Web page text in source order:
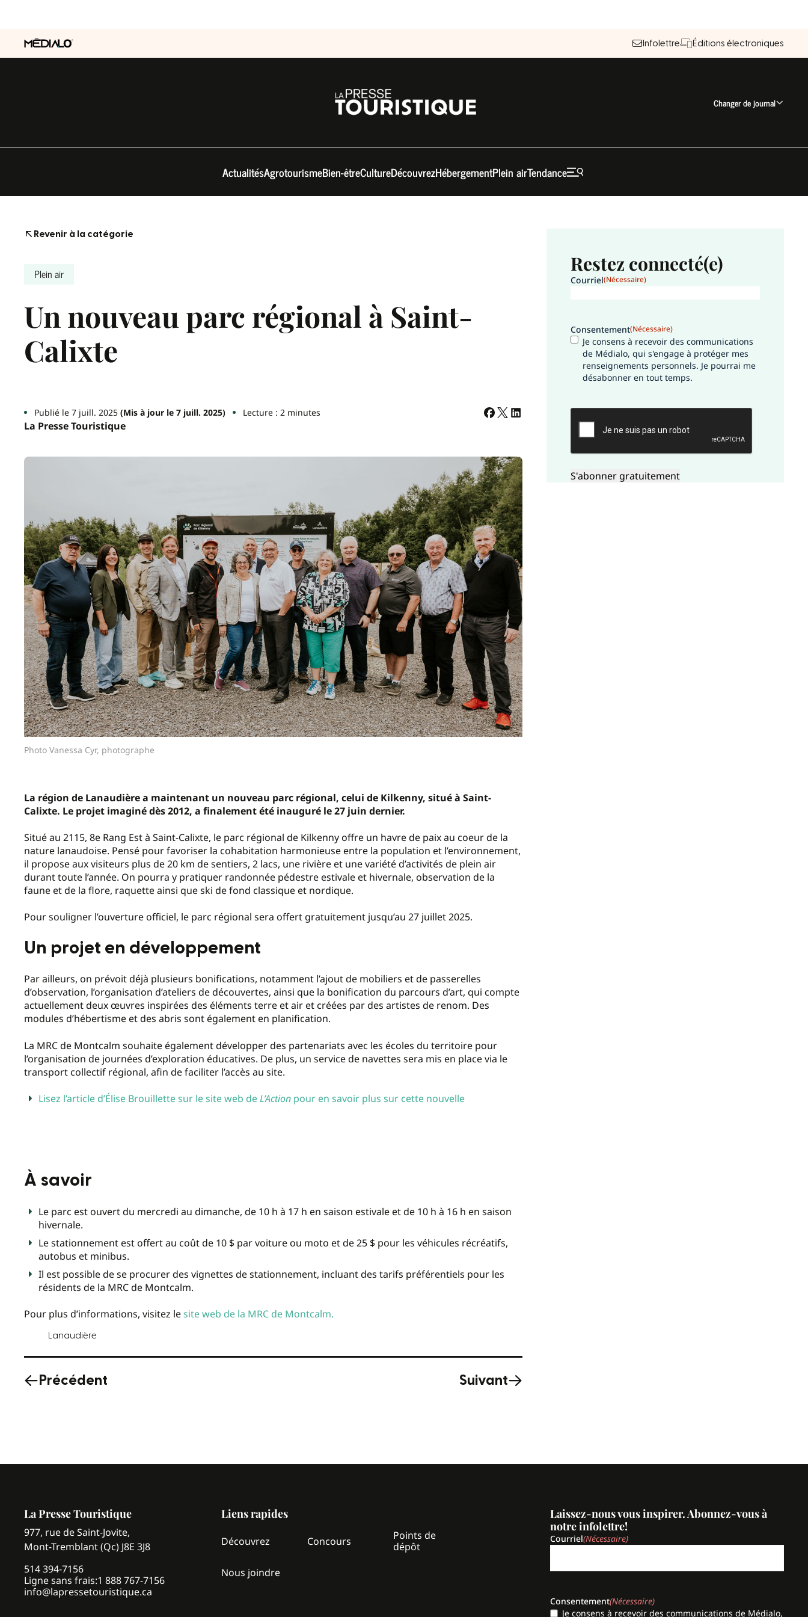
Infolettre Éditions électroniques
Changer de journal
ActualitésAgrotourismeBien-êtreCultureDécouvrezHébergementPlein airTendance
Revenir à la catégorie
Plein air
Un nouveau parc régional à Saint-
Calixte
Publié le 7 juill. 2025(Mis à jour le 7 juill. 2025) Lecture : 2 minutes
La Presse Touristique
Photo Vanessa Cyr, photographe
La région de Lanaudière a maintenant un nouveau parc régional, celui de Kilkenny, situé à Saint-
Calixte. Le projet imaginé dès 2012, a finalement été inauguré le 27 juin dernier.
Situé au 2115, 8e Rang Est à Saint-Calixte, le parc régional de Kilkenny offre un havre de paix au coeur de la
nature lanaudoise. Pensé pour favoriser la cohabitation harmonieuse entre la population et l’environnement,
il propose aux visiteurs plus de 20 km de sentiers, 2 lacs, une rivière et une variété d’activités de plein air
durant toute l’année. On pourra y pratiquer randonnée pédestre estivale et hivernale, observation de la
faune et de la flore, raquette ainsi que ski de fond classique et nordique.
Pour souligner l’ouverture officiel, le parc régional sera offert gratuitement jusqu’au 27 juillet 2025.
Un projet en développement
Par ailleurs, on prévoit déjà plusieurs bonifications, notamment l’ajout de mobiliers et de passerelles
d’observation, l’organisation d’ateliers de découvertes, ainsi que la bonification du parcours d’art, qui compte
actuellement deux œuvres inspirées des éléments terre et air et créées par des artistes de renom. Des
modules d’hébertisme et des abris sont également en planification.
La MRC de Montcalm souhaite également développer des partenariats avec les écoles du territoire pour
l’organisation de journées d’exploration éducatives. De plus, un service de navettes sera mis en place via le
transport collectif régional, afin de faciliter l’accès au site.
Lisez l’article d’Élise Brouillette sur le site web deL’Action pour en savoir plus sur cette nouvelle
À savoir
Le parc est ouvert du mercredi au dimanche, de 10 h à 17 h en saison estivale et de 10 h à 16 h en saison
hivernale.
Le stationnement est offert au coût de 10 $ par voiture ou moto et de 25 $ pour les véhicules récréatifs,
autobus et minibus.
Il est possible de se procurer des vignettes de stationnement, incluant des tarifs préférentiels pour les
résidents de la MRC de Montcalm.
Pour plus d’informations, visitez lesite web de la MRC de Montcalm.
Lanaudière
Précédent Suivant
Restez connecté(e)
Courriel(Nécessaire)
Consentement(Nécessaire)
Je consens à recevoir des communications
de Médialo, qui s'engage à protéger mes
renseignements personnels. Je pourrai me
désabonner en tout temps.
CAPTCHA
La Presse Touristique
977, rue de Saint-Jovite,
Mont-Tremblant (Qc) J8E 3J8
514 394-7156
Ligne sans frais:1 888 767-7156
info@lapressetouristique.ca
Liens rapides
Découvrez Concours
Points de
dépôt
Nous joindre
Laissez-nous vous inspirer. Abonnez-vous à
notre infolettre!
Courriel(Nécessaire)
Consentement(Nécessaire)
Je consens à recevoir des communications de Médialo,